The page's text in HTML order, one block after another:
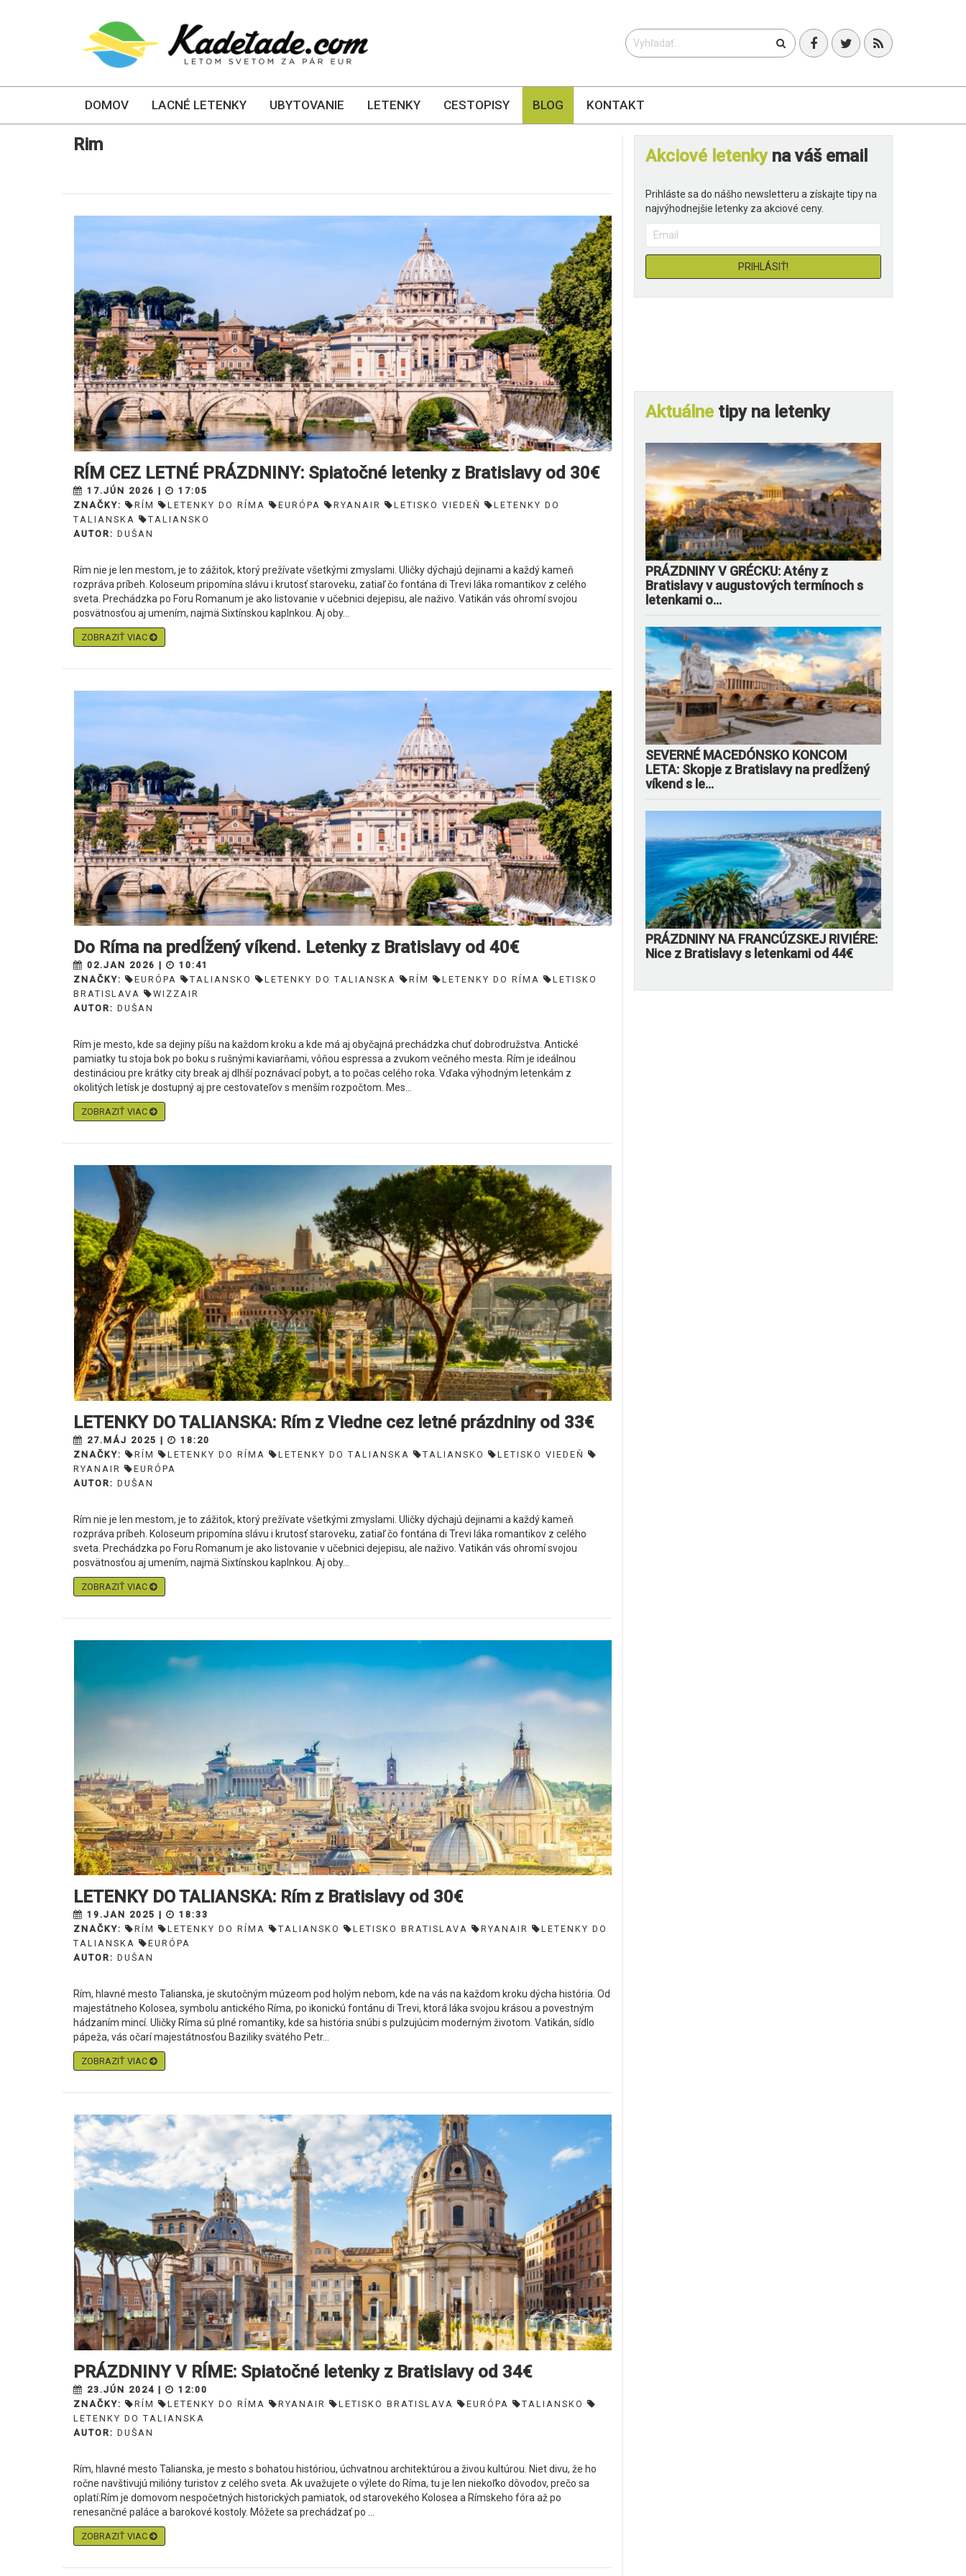
DOMOV LACNÉ LETENKY UBYTOVANIE LETENKY CESTOPISY BLOG KONTAKT
Rim
RÍM CEZ LETNÉ PRÁZDNINY: Spiatočné letenky z Bratislavy od 30€
17.JÚN 2026 |
17:05
ZNAČKY:
RÍM LETENKY DO RÍMA EURÓPA RYANAIR LETISKO VIEDEŇ
LETENKY DO
TALIANSKA
TALIANSKO
AUTOR: DUŠAN
Rím nie je len mestom, je to zážitok, ktorý prežívate všetkými zmyslami. Uličky dýchajú dejinami a každý kameň
rozpráva príbeh. Koloseum pripomína slávu i krutosť staroveku, zatiaľ čo fontána di Trevi láka romantikov z celého
sveta. Prechádzka po Foru Romanum je ako listovanie v učebnici dejepisu, ale naživo. Vatikán vás ohromí svojou
posvätnosťou aj umením, najmä Sixtínskou kaplnkou. Aj oby...
ZOBRAZIŤ VIAC
Do Ríma na predĺžený víkend. Letenky z Bratislavy od 40€
02.JAN 2026 |
10:41
ZNAČKY:
EURÓPA TALIANSKO LETENKY DO TALIANSKA RÍM LETENKY DO RÍMA
LETISKO
BRATISLAVA
WIZZAIR
AUTOR: DUŠAN
Rím je mesto, kde sa dejiny píšu na každom kroku a kde má aj obyčajná prechádzka chuť dobrodružstva. Antické
pamiatky tu stoja bok po boku s rušnými kaviarňami, vôňou espressa a zvukom večného mesta. Rím je ideálnou
destináciou pre krátky city break aj dlhší poznávací pobyt, a to počas celého roka. Vďaka výhodným letenkám z
okolitých letísk je dostupný aj pre cestovateľov s menším rozpočtom. Mes...
ZOBRAZIŤ VIAC
LETENKY DO TALIANSKA: Rím z Viedne cez letné prázdniny od 33€
27.MÁJ 2025 |
18:20
ZNAČKY:
RÍM LETENKY DO RÍMA LETENKY DO TALIANSKA TALIANSKO
LETISKO VIEDEŇ
RYANAIR
EURÓPA
AUTOR: DUŠAN
Rím nie je len mestom, je to zážitok, ktorý prežívate všetkými zmyslami. Uličky dýchajú dejinami a každý kameň
rozpráva príbeh. Koloseum pripomína slávu i krutosť staroveku, zatiaľ čo fontána di Trevi láka romantikov z celého
sveta. Prechádzka po Foru Romanum je ako listovanie v učebnici dejepisu, ale naživo. Vatikán vás ohromí svojou
posvätnosťou aj umením, najmä Sixtínskou kaplnkou. Aj oby...
ZOBRAZIŤ VIAC
LETENKY DO TALIANSKA: Rím z Bratislavy od 30€
19.JAN 2025 |
18:33
ZNAČKY:
RÍM LETENKY DO RÍMA TALIANSKO LETISKO BRATISLAVA RYANAIR
LETENKY DO
TALIANSKA
EURÓPA
AUTOR: DUŠAN
Rím, hlavné mesto Talianska, je skutočným múzeom pod holým nebom, kde na vás na každom kroku dýcha história. Od
majestátneho Kolosea, symbolu antického Ríma, po ikonickú fontánu di Trevi, ktorá láka svojou krásou a povestným
hádzaním mincí. Uličky Ríma sú plné romantiky, kde sa história snúbi s pulzujúcim moderným životom. Vatikán, sídlo
pápeža, vás očarí majestátnosťou Baziliky svätého Petr...
ZOBRAZIŤ VIAC
PRÁZDNINY V RÍME: Spiatočné letenky z Bratislavy od 34€
23.JÚN 2024 |
12:00
ZNAČKY:
RÍM LETENKY DO RÍMA RYANAIR LETISKO BRATISLAVA EURÓPA
TALIANSKO
LETENKY DO TALIANSKA
AUTOR: DUŠAN
Rím, hlavné mesto Talianska, je mesto s bohatou históriou, úchvatnou architektúrou a živou kultúrou. Niet divu, že ho
ročne navštivujú milióny turistov z celého sveta. Ak uvažujete o výlete do Ríma, tu je len niekoľko dôvodov, prečo sa
oplatí:Rím je domovom nespočetných historických pamiatok, od starovekého Kolosea a Rímskeho fóra až po
renesančné paláce a barokové kostoly. Môžete sa prechádzať po ...
ZOBRAZIŤ VIAC
Akciové letenkyna váš email
Prihláste sa do nášho newsletteru a získajte tipy na
najvýhodnejšie letenky za akciové ceny.
Aktuálne tipy na letenky
PRÁZDNINY V GRÉCKU: Atény z
Bratislavy v augustových termínoch s
letenkami o...
SEVERNÉ MACEDÓNSKO KONCOM
LETA: Skopje z Bratislavy na predĺžený
víkend s le...
PRÁZDNINY NA FRANCÚZSKEJ RIVIÉRE:
Nice z Bratislavy s letenkami od 44€